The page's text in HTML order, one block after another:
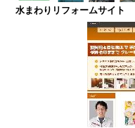
水まわりリフォームサイト